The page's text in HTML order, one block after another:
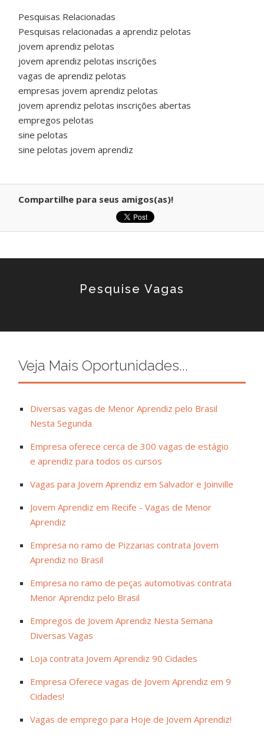
Pesquisas Relacionadas
Pesquisas relacionadas a aprendiz pelotas
jovem aprendiz pelotas
jovem aprendiz pelotas inscrições
vagas de aprendiz pelotas
empresas jovem aprendiz pelotas
jovem aprendiz pelotas inscrições abertas
empregos pelotas
sine pelotas
sine pelotas jovem aprendiz
Compartilhe para seus amigos(as)!
Pesquise Vagas
Veja Mais Oportunidades...
Diversas vagas de Menor Aprendiz pelo Brasil
Nesta Segunda
Empresa oferece cerca de 300 vagas de estágio
e aprendiz para todos os cursos
Vagas para Jovem Aprendiz em Salvador e Joinville
Jovem Aprendiz em Recife - Vagas de Menor
Aprendiz
Empresa no ramo de Pizzarias contrata Jovem
Aprendiz no Brasil
Empresa no ramo de peças automotivas contrata
Menor Aprendiz pelo Brasil
Empregos de Jovem Aprendiz Nesta Semana
Diversas Vagas
Loja contrata Jovem Aprendiz 90 Cidades
Empresa Oferece vagas de Jovem Aprendiz em 9
Cidades!
Vagas de emprego para Hoje de Jovem Aprendiz!